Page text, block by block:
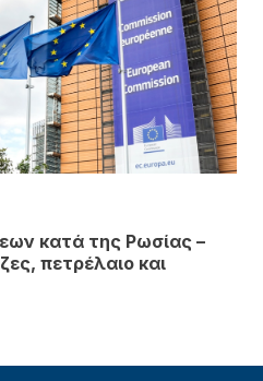
κατά της Ρωσίας –
πετρέλαιο και